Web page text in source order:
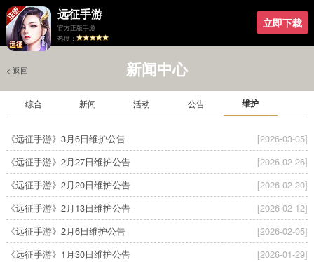
远征手游
官方正版手游
热度：
立即下载
新闻中心
< 返回
综合 新闻 活动 公告 维护
[2026-03-05]
《远征手游》3月6日维护公告
[2026-02-26]
《远征手游》2月27日维护公告
[2026-02-20]
《远征手游》2月20日维护公告
[2026-02-12]
《远征手游》2月13日维护公告
[2026-02-05]
《远征手游》2月6日维护公告
[2026-01-29]
《远征手游》1月30日维护公告